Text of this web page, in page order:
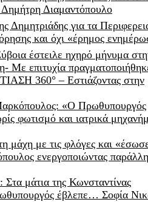
Δημήτρη Διαμαντόπουλο
Δημητριάδης για τα
και όχι «έρημος
έστειλε ηχηρό μήνυμα
Με επιτυχία
360° – Εστιάζοντας στην
«Ο Πρωθυπουργός
φωτισμό και ιατρικά
μάχη με τις φλόγες και
ενεργοποιώντας
μάτια της Κωνσταντίνας
έβλεπε… Σοφία